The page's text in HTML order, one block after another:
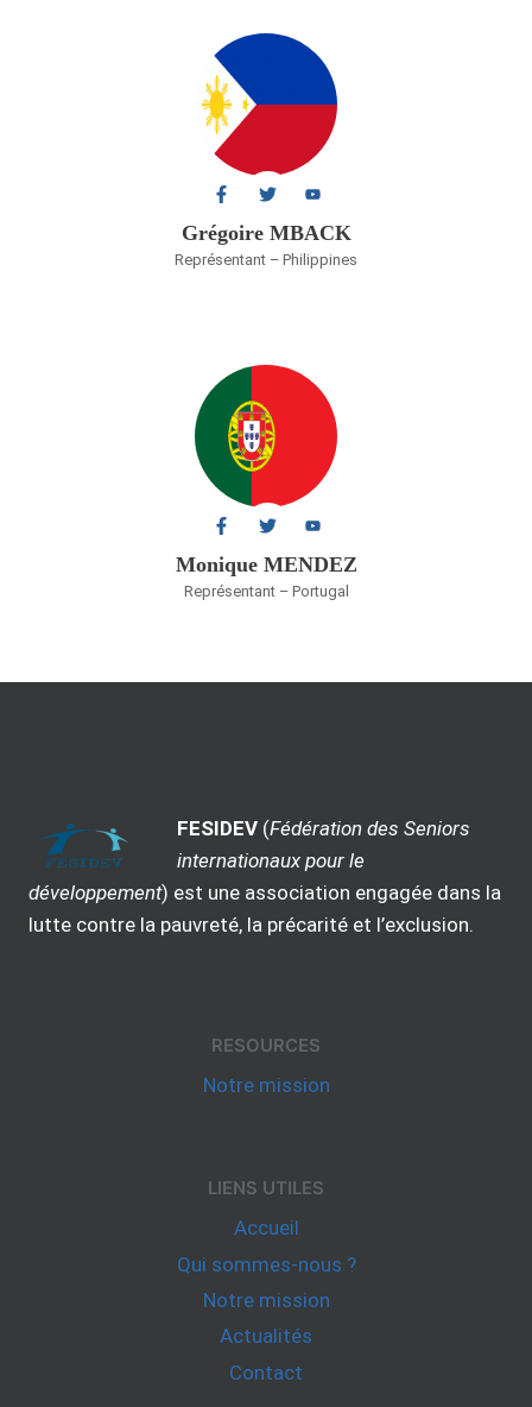
Grégoire MBACK
Représentant – Philippines
Monique MENDEZ
Représentant – Portugal
FESIDEV (Fédération des Seniors
internationaux pour le
développement) est une association engagée dans la
lutte contre la pauvreté, la précarité et l’exclusion.
RESOURCES
Notre mission
LIENS UTILES
Accueil
Qui sommes-nous ?
Notre mission
Actualités
Contact